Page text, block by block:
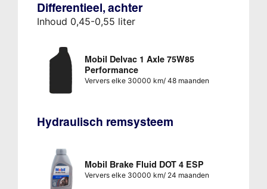
Differentieel, achter
Inhoud 0,45-0,55 liter
Mobil Delvac 1 Axle 75W85
Performance
Ververs elke 30000 km/ 48 maanden
Hydraulisch remsysteem
Mobil Brake Fluid DOT 4 ESP
Ververs elke 30000 km/ 24 maanden